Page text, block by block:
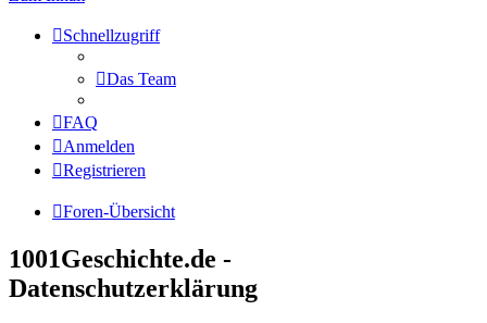
Schnellzugriff
Das Team
FAQ
Anmelden
Registrieren
Foren-Übersicht
1001Geschichte.de -
Datenschutzerklärung